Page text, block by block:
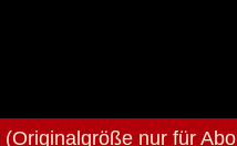
(Originalgröße nur für